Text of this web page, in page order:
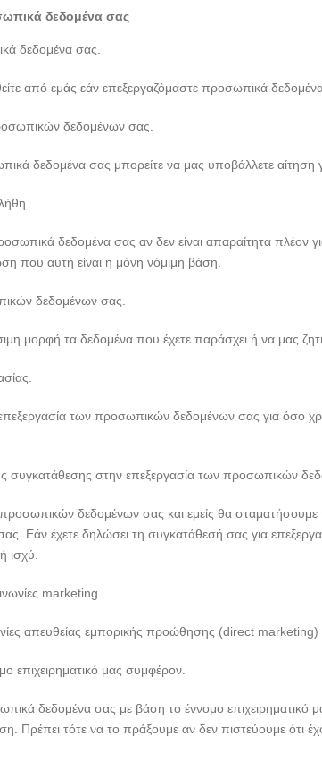
δεδομένα σας
δεδομένα σας.
από εμάς εάν επεξεργαζόμαστε προσωπικά
δεδομένων σας.
δεδομένα σας μπορείτε να μας υποβάλλετε αίτηση
δεδομένα σας αν δεν είναι απαραίτητα πλέον
που αυτή είναι η μόνη νόμιμη βάση.
δεδομένων σας.
μορφή τα δεδομένα που έχετε παράσχει ή να μας
των προσωπικών δεδομένων σας για όσο
συγκατάθεσης στην επεξεργασία των προσωπικών
δεδομένων σας και εμείς θα σταματήσουμε
Εάν έχετε δηλώσει τη συγκατάθεσή σας για
ισχύ.
marketing.
απευθείας εμπορικής προώθησης (direct marketing)
μας συμφέρον.
δεδομένα σας με βάση το έννομο επιχειρηματικό
Πρέπει τότε να το πράξουμε αν δεν πιστεύουμε ότι